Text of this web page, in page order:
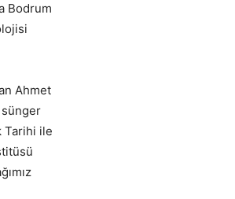
Bodrum
Ahmet
sünger
Tarihi ile